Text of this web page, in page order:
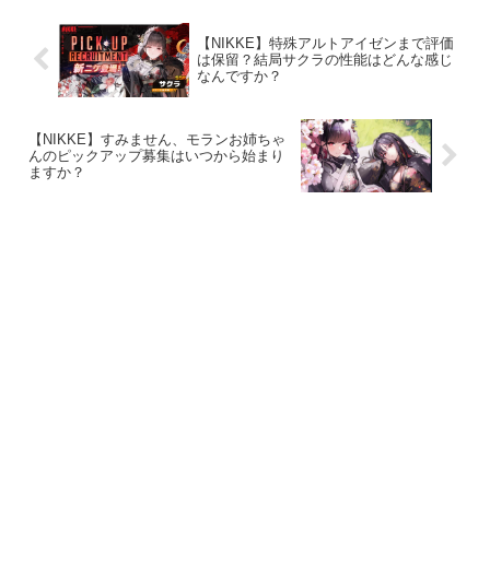
【NIKKE】特殊アルトアイゼンまで評価
は保留？結局サクラの性能はどんな感じ
なんですか？
【NIKKE】すみません、モランお姉ちゃ
んのピックアップ募集はいつから始まり
ますか？